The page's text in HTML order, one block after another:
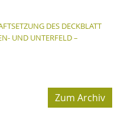
DES DECKBLATT
UND UNTERFELD –
Zum Archiv